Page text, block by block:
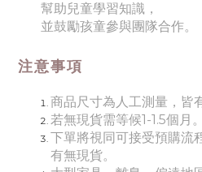
幫助兒童學習知識，
並鼓勵孩童參與團隊合作。
注意事項
商品尺寸為人工測量，皆
若無現貨需等候1-1.5個月。
下單將視同可接受預購流
有無現貨。